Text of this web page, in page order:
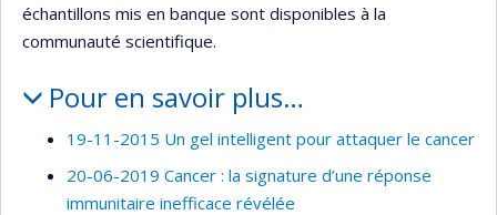
échantillons mis en banque sont disponibles à la
communauté scientifique.
Pour en savoir plus…
19-11-2015 Un gel intelligent pour attaquer le cancer
20-06-2019 Cancer : la signature d’une réponse
immunitaire inefficace révélée